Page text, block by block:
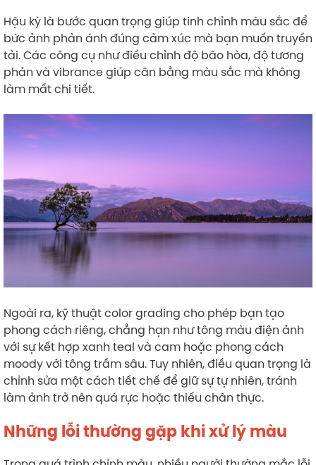
Hậu kỳ là bước quan trọng giúp tinh chỉnh màu sắc để
bức ảnh phản ánh đúng cảm xúc mà bạn muốn truyền
tải. Các công cụ như điều chỉnh độ bão hòa, độ tương
phản và vibrance giúp cân bằng màu sắc mà không
làm mất chi tiết.
Ngoài ra, kỹ thuật color grading cho phép bạn tạo
phong cách riêng, chẳng hạn như tông màu điện ảnh
với sự kết hợp xanh teal và cam hoặc phong cách
moody với tông trầm sâu. Tuy nhiên, điều quan trọng là
chỉnh sửa một cách tiết chế để giữ sự tự nhiên, tránh
làm ảnh trở nên quá rực hoặc thiếu chân thực.
Những lỗi thường gặp khi xử lý màu